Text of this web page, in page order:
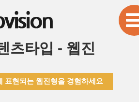
츠타입 - 웹진
표현되는 웹진형을 경험하세요
스케치북5